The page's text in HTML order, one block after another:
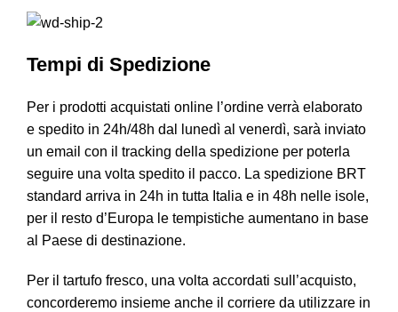
Tempi di Spedizione
Per i prodotti acquistati online l’ordine verrà elaborato
e spedito in 24h/48h dal lunedì al venerdì, sarà inviato
un email con il tracking della spedizione per poterla
seguire una volta spedito il pacco. La spedizione BRT
standard arriva in 24h in tutta Italia e in 48h nelle isole,
per il resto d’Europa le tempistiche aumentano in base
al Paese di destinazione.
Per il tartufo fresco, una volta accordati sull’acquisto,
concorderemo insieme anche il corriere da utilizzare in